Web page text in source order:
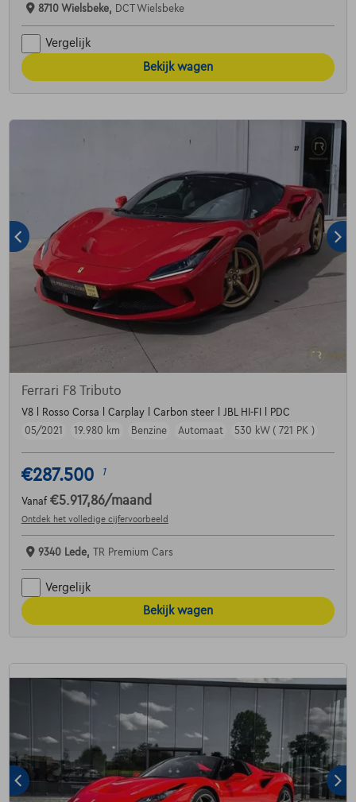
8710 Wielsbeke, DCT Wielsbeke
Vergelijk
Bekijk wagen
Ferrari F8 Tributo
V8 l Rosso Corsa l Carplay l Carbon steer l JBL HI-FI l PDC
05/2021
19.980 km Benzine Automaat 530 kW ( 721 PK )
€287.500 1
Vanaf €5.917,86/maand
Ontdek het volledige cijfervoorbeeld
9340 Lede, TR Premium Cars
Vergelijk
Bekijk wagen